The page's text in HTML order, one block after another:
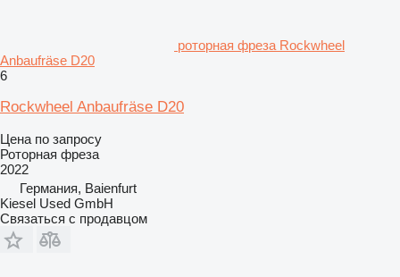
роторная фреза Rockwheel
Anbaufräse D20
6
Rockwheel Anbaufräse D20
Цена по запросу
Роторная фреза
2022
Германия, Baienfurt
Kiesel Used GmbH
Связаться с продавцом